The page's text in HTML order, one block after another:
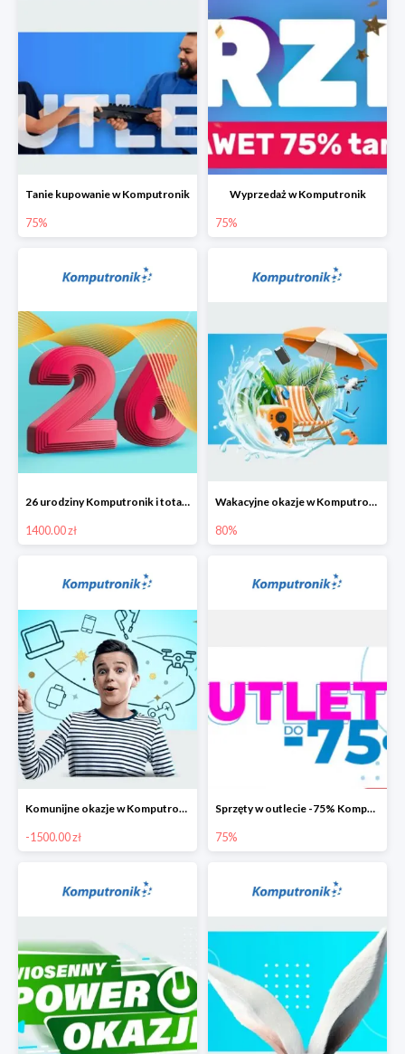
Tanie kupowanie w Komputronik
75%
Wyprzedaż w Komputronik
75%
26 urodziny Komputronik i totalna wyprzedaż!
1400.00 zł
Wakacyjne okazje w Komputronik do -80%
80%
Komunijne okazje w Komputronik do -1500 zł
-1500.00 zł
Sprzęty w outlecie -75% Komputronik.pl
75%